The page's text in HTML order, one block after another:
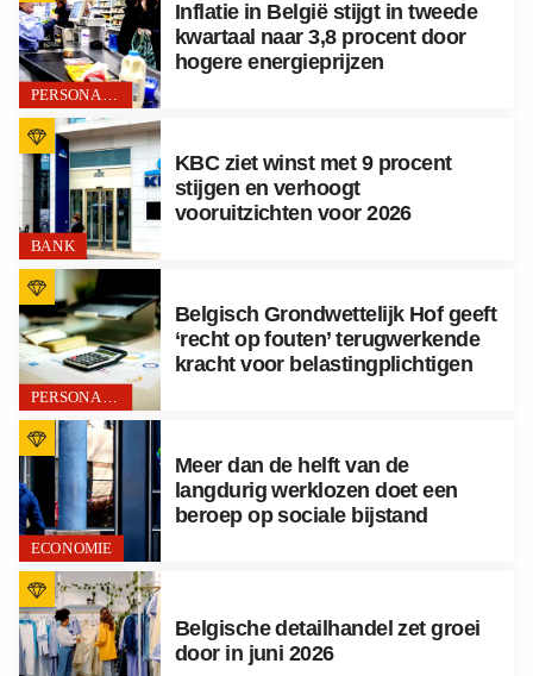
Inflatie in België stijgt in tweede
kwartaal naar 3,8 procent door
hogere energieprijzen
BANK
KBC ziet winst met 9 procent
stijgen en verhoogt
vooruitzichten voor 2026
Belgisch Grondwettelijk Hof geeft
‘recht op fouten’ terugwerkende
kracht voor belastingplichtigen
ECONOMIE
Meer dan de helft van de
langdurig werklozen doet een
beroep op sociale bijstand
Belgische detailhandel zet groei
door in juni 2026